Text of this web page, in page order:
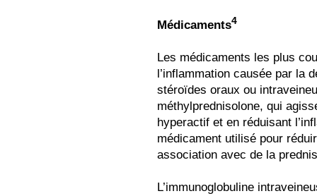
Médicaments4
Les médicaments les plus
l’inflammation causée par la
stéroïdes oraux ou
méthylprednisolone, qui
hyperactif et en réduisant
médicament utilisé pour
association avec de la
L’immunoglobuline